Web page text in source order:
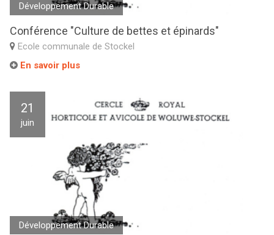
Développement Durable
Conférence "Culture de bettes et épinards"
Ecole communale de Stockel
En savoir plus
21
juin
Développement Durable